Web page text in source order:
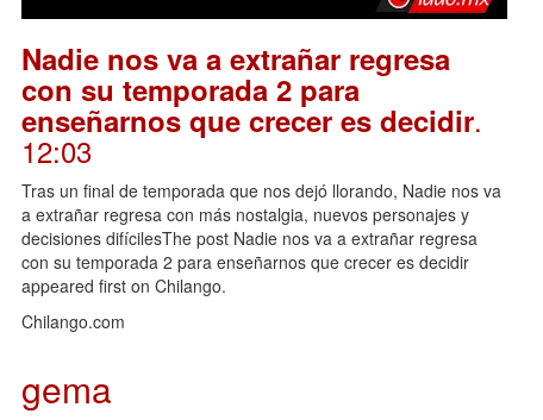
Nadie nos va a extrañar regresa
con su temporada 2 para
enseñarnos que crecer es decidir.
12:03
Tras un final de temporada que nos dejó llorando, Nadie nos va
a extrañar regresa con más nostalgia, nuevos personajes y
decisiones difícilesThe post Nadie nos va a extrañar regresa
con su temporada 2 para enseñarnos que crecer es decidir
appeared first on Chilango.
Chilango.com
gema